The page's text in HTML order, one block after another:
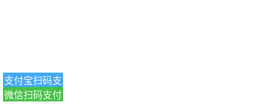
支付宝扫码支
付
微信扫码支付